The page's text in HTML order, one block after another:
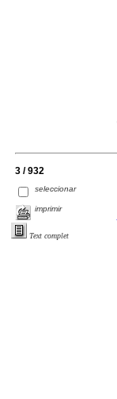
3 / 932
seleccionar
imprimir
Text complet